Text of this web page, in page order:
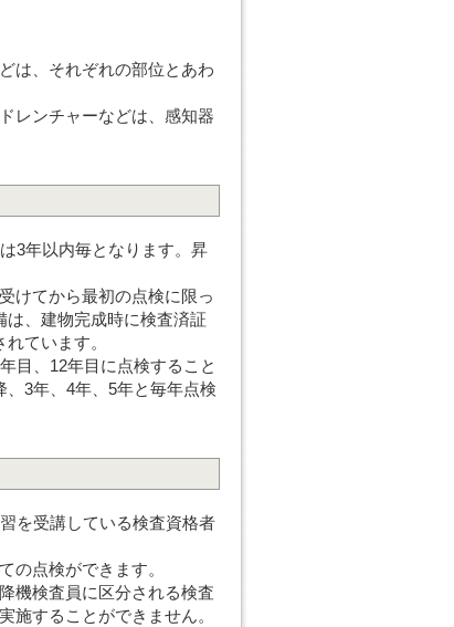
は、それぞれの部位とあわ
レンチャーなどは、感知器
3年以内毎となります。昇
けてから最初の点検に限っ
、建物完成時に検査済証
ています。
目、12年目に点検すること
3年、4年、5年と毎年点検
を受講している検査資格者
の点検ができます。
機検査員に区分される検査
施することができません。